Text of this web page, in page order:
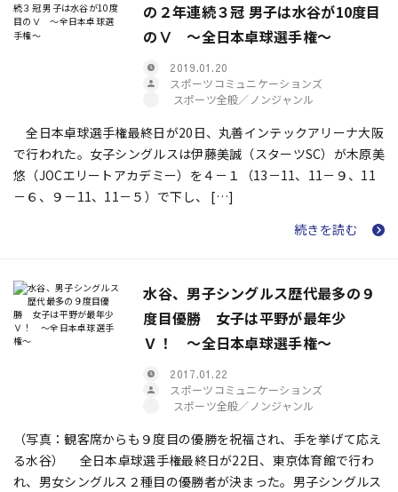
の２年連続３冠 男子は水谷が10度目
のⅤ ～全日本卓球選手権～
2019.01.20
スポーツコミュニケーションズ
スポーツ全般／ノンジャンル
全日本卓球選手権最終日が20日、丸善インテックアリーナ大阪
で行われた。女子シングルスは伊藤美誠（スターツSC）が木原美
悠（JOCエリートアカデミー）を４－１（13－11、11－９、11
－６、９－11、11－５）で下し、 […]
続きを読む
水谷、男子シングルス歴代最多の９
度目優勝 女子は平野が最年少
Ｖ！ ～全日本卓球選手権～
2017.01.22
スポーツコミュニケーションズ
スポーツ全般／ノンジャンル
（写真：観客席からも９度目の優勝を祝福され、手を挙げて応え
る水谷） 全日本卓球選手権最終日が22日、東京体育館で行わ
れ、男女シングルス２種目の優勝者が決まった。男子シングルス